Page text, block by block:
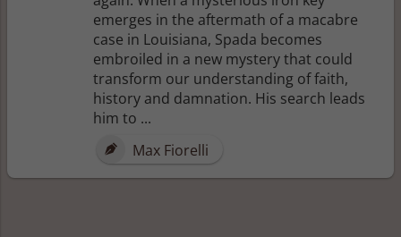
emerges in the aftermath of a macabre
case in Louisiana, Spada becomes
embroiled in a new mystery that could
transform our understanding of faith,
history and damnation. His search leads
him to ...
Max Fiorelli